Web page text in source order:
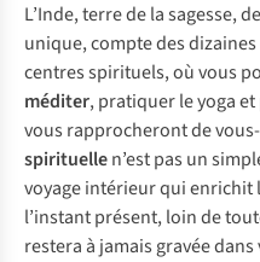
L’Inde, terre de la sagesse,
unique, compte des dizaines
centres spirituels, où vous
méditer, pratiquer le yoga
vous rapprocheront de
spirituellen’est pas un
voyage intérieur qui enrichit
l’instant présent, loin de
restera à jamais gravée